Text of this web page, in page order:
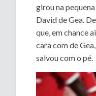
girou na
David de Gea.
que, em chance
cara com de
salvou com o pé.